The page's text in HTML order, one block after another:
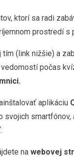
ktorí sa radi
prostredí s
(link nižšie) a
počas
aplikáciu
svojich
na webovej